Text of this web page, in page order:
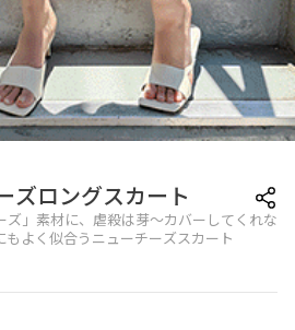
ズロングスカート
ズ」素材に、虐殺は芽～カバーしてくれな
よく似合うニューチーズスカート